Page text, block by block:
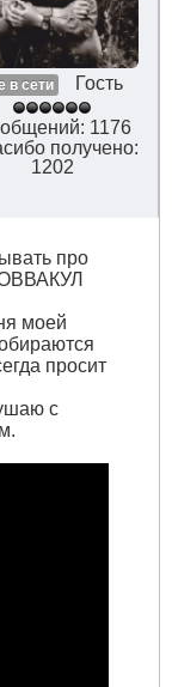
в сети Гость
1176
получено:
1202
про
моей
просит
с